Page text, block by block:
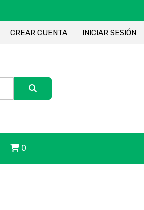
CREAR CUENTA INICIAR SESIÓN
0